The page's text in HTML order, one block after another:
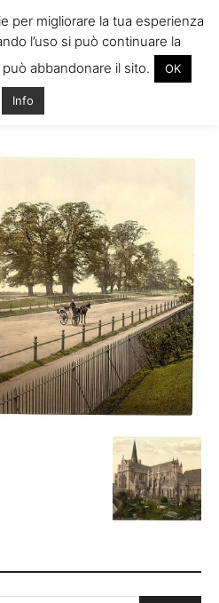
565x422
per migliorare la tua esperienza
l’uso si può continuare la
abbandonare il sito.
OK
Info